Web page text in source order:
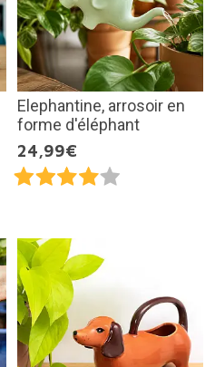
Elephantine, arrosoir en
forme d'éléphant
24,99€